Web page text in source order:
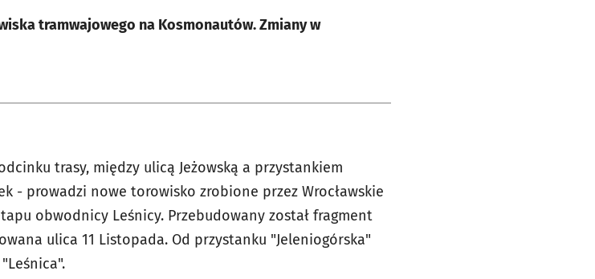
tramwajowego na Kosmonautów. Zmiany w
trasy, między ulicą Jeżowską a przystankiem
- prowadzi nowe torowisko zrobione przez Wrocławskie
obwodnicy Leśnicy. Przebudowany został fragment
ulica 11 Listopada. Od przystanku "Jeleniogórska"